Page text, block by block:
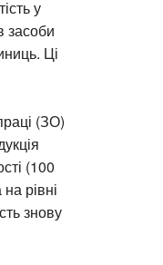
у
засоби
Ці
(ЗО)
(100
рівні
знову